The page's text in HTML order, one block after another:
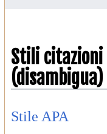
Stili citazioni
(disambigua)
Stile APA